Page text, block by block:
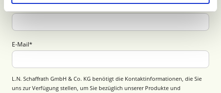
E-Mail*
L.N. Schaffrath GmbH & Co. KG benötigt die Kontaktinformationen, die Sie
uns zur Verfügung stellen, um Sie bezüglich unserer Produkte und